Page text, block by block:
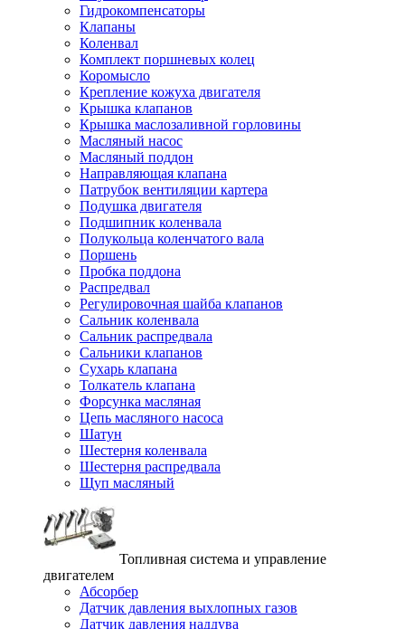
Гидрокомпенсаторы
Клапаны
Коленвал
Комплект поршневых колец
Коромысло
Крепление кожуха двигателя
Крышка клапанов
Крышка маслозаливной горловины
Масляный насос
Масляный поддон
Направляющая клапана
Патрубок вентиляции картера
Подушка двигателя
Подшипник коленвала
Полукольца коленчатого вала
Поршень
Пробка поддона
Распредвал
Регулировочная шайба клапанов
Сальник коленвала
Сальник распредвала
Сальники клапанов
Сухарь клапана
Толкатель клапана
Форсунка масляная
Цепь масляного насоса
Шатун
Шестерня коленвала
Шестерня распредвала
Щуп масляный
Топливная система и управление
двигателем
Абсорбер
Датчик давления выхлопных газов
Датчик давления наддува